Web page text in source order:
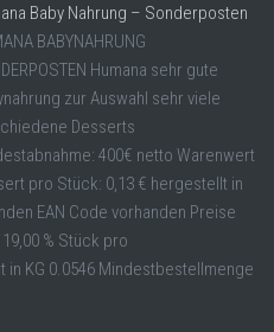
Baby Nahrung – Sonderposten
BABYNAHRUNG
Humana sehr gute
zur Auswahl sehr viele
Desserts
400€ netto Warenwert
pro Stück: 0,13 € hergestellt in
EAN Code vorhanden Preise
% Stück pro
KG 0.0546 Mindestbestellmenge